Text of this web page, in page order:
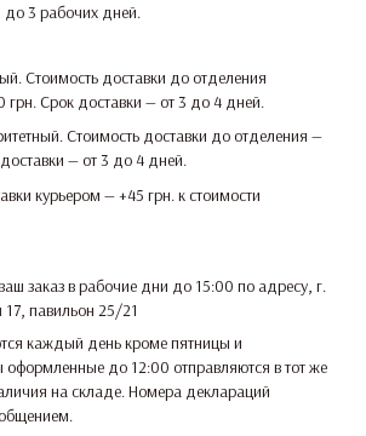
до 3 рабочих дней.
Стоимость доставки до отделения
грн. Срок доставки — от 3 до 4 дней.
Стоимость доставки до отделения —
— от 3 до 4 дней.
курьером — +45 грн. к стоимости
заказ в рабочие дни до 15:00 по адресу, г.
павильон 25/21
каждый день кроме пятницы и
оформленные до 12:00 отправляются в тот же
на складе. Номера деклараций